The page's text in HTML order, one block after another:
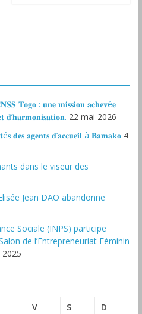
𝐓𝐨𝐠𝐨 : 𝐮𝐧𝐞 𝐦𝐢𝐬𝐬𝐢𝐨𝐧 𝐚𝐜𝐡𝐞𝐯é𝐞
𝐝’𝐡𝐚𝐫𝐦𝐨𝐧𝐢𝐬𝐚𝐭𝐢𝐨𝐧. 22 mai 2026
𝐝𝐞𝐬 𝐚𝐠𝐞𝐧𝐭𝐬 𝐝’𝐚𝐜𝐜𝐮𝐞𝐢𝐥 à 𝐁𝐚𝐦𝐚𝐤𝐨 4
dans le viseur des
Jean DAO abandonne
Sociale (INPS) participe
de l’Entrepreneuriat Féminin
V S D